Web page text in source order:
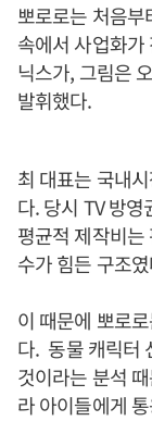
뽀로로는 처음
속에서 사업화
닉스가, 그림은
발휘했다.
최 대표는 국내
다. 당시 TV 방
평균적 제작비는
수가 힘든 구조
이 때문에 뽀로
다. 동물 캐릭터
것이라는 분석
라 아이들에게